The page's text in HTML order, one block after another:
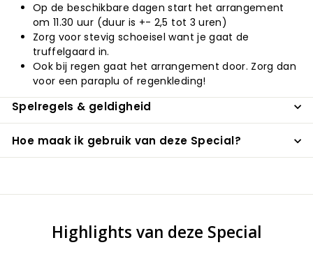
Op de beschikbare dagen start het arrangement
om 11.30 uur (duur is +- 2,5 tot 3 uren)
Zorg voor stevig schoeisel want je gaat de
truffelgaard in.
Ook bij regen gaat het arrangement door. Zorg dan
voor een paraplu of regenkleding!
Spelregels & geldigheid
Hoe maak ik gebruik van deze Special?
Highlights van deze Special